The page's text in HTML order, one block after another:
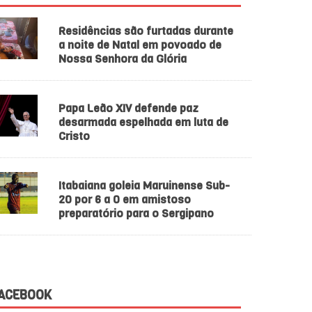
Residências são furtadas durante
a noite de Natal em povoado de
Nossa Senhora da Glória
Papa Leão XIV defende paz
desarmada espelhada em luta de
Cristo
Itabaiana goleia Maruinense Sub-
20 por 6 a 0 em amistoso
preparatório para o Sergipano